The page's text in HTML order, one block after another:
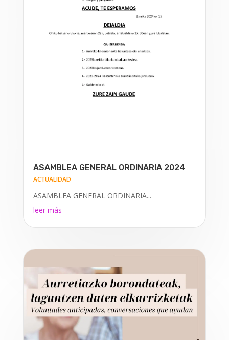
ASAMBLEA GENERAL ORDINARIA 2024
ACTUALIDAD
ASAMBLEA GENERAL ORDINARIA...
leer más